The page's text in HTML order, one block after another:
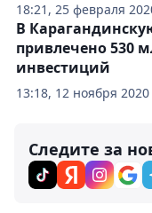
18:21, 25 февраля
13:18, 12 ноября 2020
В
привлечено 530
инвестиций
Следите за